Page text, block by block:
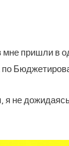
мне пришли в
я не